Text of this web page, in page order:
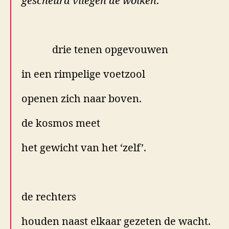
drie tenen opgevouwen
in een rimpelige voetzool
openen zich naar boven.
de kosmos meet
het gewicht van het ‘zelf’.
de rechters
houden naast elkaar gezeten de wacht.